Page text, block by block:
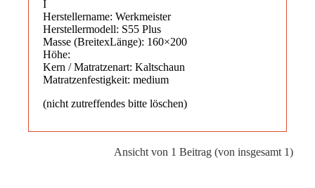
I
Herstellername: Werkmeister
Herstellermodell: S55 Plus
Masse (BreitexLänge): 160×200
Höhe:
Kern / Matratzenart: Kaltschaun
Matratzenfestigkeit: medium
(nicht zutreffendes bitte löschen)
Ansicht von 1 Beitrag (von insgesamt 1)